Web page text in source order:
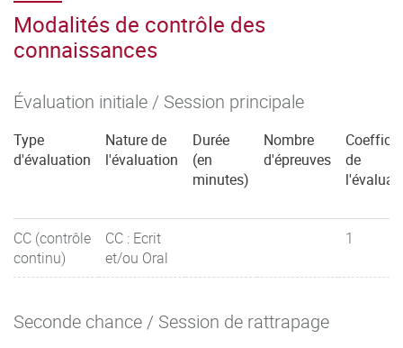
Modalités de contrôle des
connaissances
Évaluation initiale / Session principale
Type
d'évaluation
Nature de
l'évaluation
Durée
(en
minutes)
Nombre
d'épreuves
de
CC (contrôle
continu)
CC : Ecrit
et/ou Oral
1
Seconde chance / Session de rattrapage